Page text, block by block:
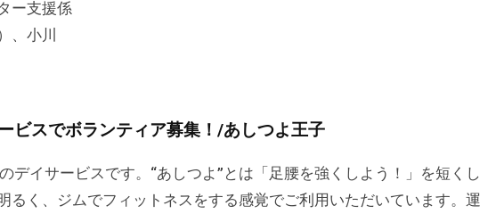
ー支援係
、小川
ビスでボランティア募集！/あしつよ王子
デイサービスです。“あしつよ”とは「足腰を強くしよう！」を短くし
るく、ジムでフィットネスをする感覚でご利用いただいています。運